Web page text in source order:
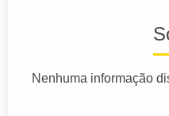
Nenhuma informação